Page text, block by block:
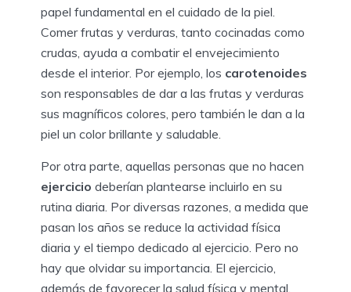
papel fundamental en el cuidado de la piel.
Comer frutas y verduras, tanto cocinadas como
crudas, ayuda a combatir el envejecimiento
desde el interior. Por ejemplo, los carotenoides
son responsables de dar a las frutas y verduras
sus magníficos colores, pero también le dan a la
piel un color brillante y saludable.
Por otra parte, aquellas personas que no hacen
ejercicio deberían plantearse incluirlo en su
rutina diaria. Por diversas razones, a medida que
pasan los años se reduce la actividad física
diaria y el tiempo dedicado al ejercicio. Pero no
hay que olvidar su importancia. El ejercicio,
además de favorecer la salud física y mental,